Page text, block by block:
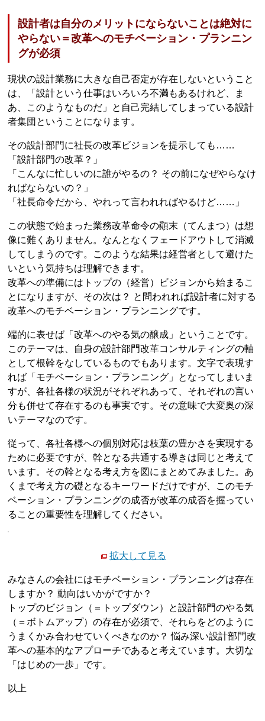
設計者は自分のメリットにならないことは絶対に
やらない＝改革へのモチベーション・プランニン
グが必須
現状の設計業務に大きな自己否定が存在しないということ
は、「設計という仕事はいろいろ不満もあるけれど、ま
あ、このようなものだ」と自己完結してしまっている設計
者集団ということになります。
その設計部門に社長の改革ビジョンを提示しても……
「設計部門の改革？」
「こんなに忙しいのに誰がやるの？ その前になぜやらなけ
ればならないの？」
「社長命令だから、やれって言われればやるけど……」
この状態で始まった業務改革命令の顚末（てんまつ）は想
像に難くありません。なんとなくフェードアウトして消滅
してしまうのです。このような結果は経営者として避けた
いという気持ちは理解できます。
改革への準備にはトップの（経営）ビジョンから始まるこ
とになりますが、その次は？ と問われれば設計者に対する
改革へのモチベーション・プランニングです。
端的に表せば「改革へのやる気の醸成」ということです。
このテーマは、自身の設計部門改革コンサルティングの軸
として根幹をなしているものでもあります。文字で表現す
れば「モチベーション・プランニング」となってしまいま
すが、各社各様の状況がそれぞれあって、それぞれの言い
分も併せて存在するのも事実です。その意味で大変奥の深
いテーマなのです。
従って、各社各様への個別対応は枝葉の豊かさを実現する
ために必要ですが、幹となる共通する導きは同じと考えて
います。その幹となる考え方を図にまとめてみました。あ
くまで考え方の礎となるキーワードだけですが、このモチ
ベーション・プランニングの成否が改革の成否を握ってい
ることの重要性を理解してください。
拡大して見る
みなさんの会社にはモチベーション・プランニングは存在
しますか？ 動向はいかがですか？
トップのビジョン（＝トップダウン）と設計部門のやる気
（＝ボトムアップ）の存在が必須で、それらをどのように
うまくかみ合わせていくべきなのか？ 悩み深い設計部門改
革への基本的なアプローチであると考えています。大切な
「はじめの一歩」です。
以上